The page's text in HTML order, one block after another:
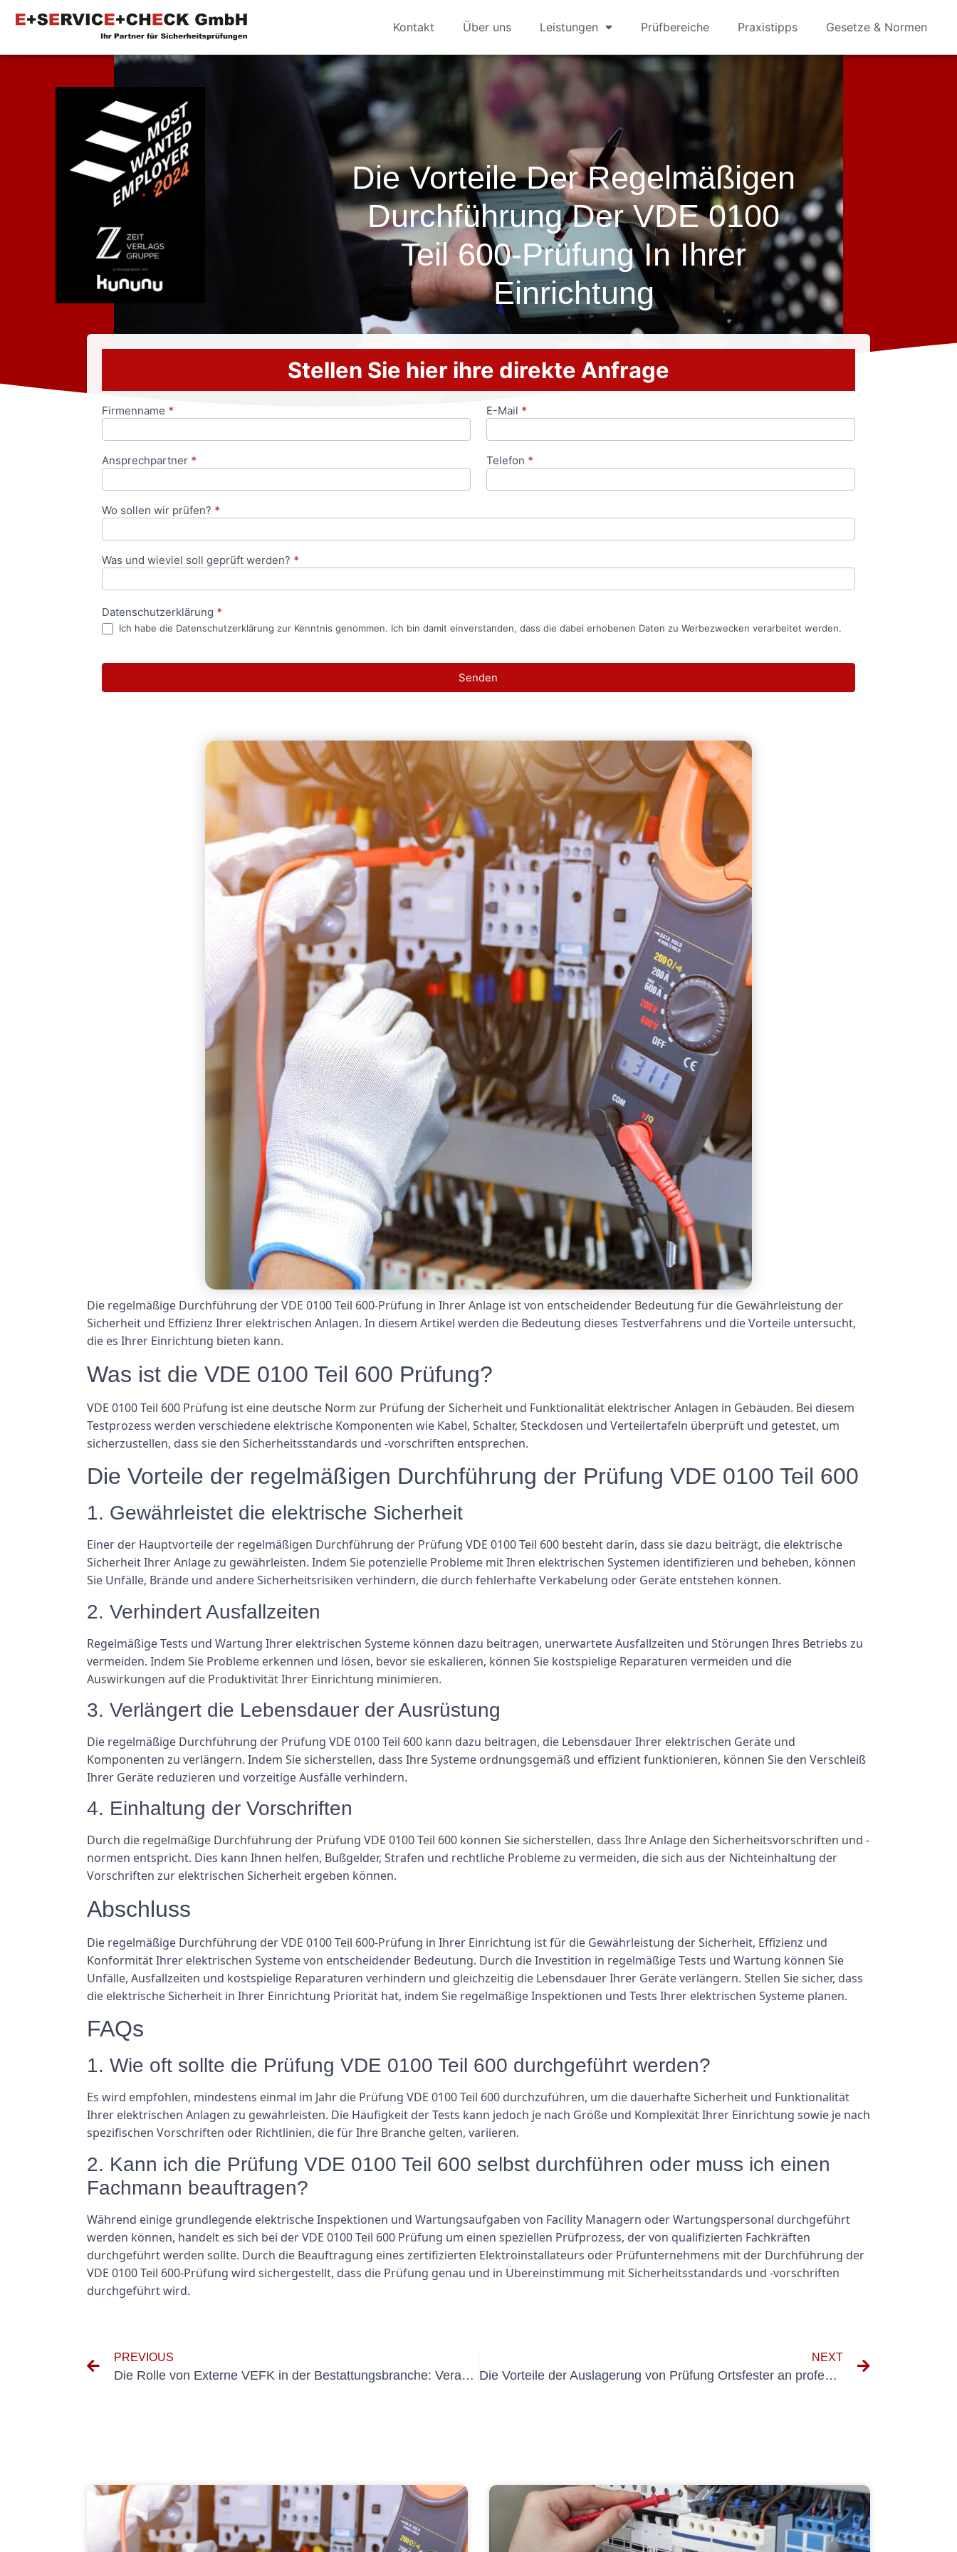
Kontakt Über uns Leistungen Prüfbereiche Praxistipps Gesetze & Normen
Die Vorteile Der Regelmäßigen
Durchführung Der VDE 0100
Teil 600-Prüfung In Ihrer
Einrichtung
Stellen Sie hier ihre direkte Anfrage
Anfrageformular
Firmenname * E-Mail *
Ansprechpartner * Telefon *
Wo sollen wir prüfen? *
Was und wieviel soll geprüft werden? *
Datenschutzerklärung *
Ich habe die Datenschutzerklärung zur Kenntnis genommen. Ich bin damit einverstanden, dass die dabei erhobenen Daten zu Werbezwecken verarbeitet werden.
Senden
Die regelmäßige Durchführung der VDE 0100 Teil 600-Prüfung in Ihrer Anlage ist von entscheidender Bedeutung für die Gewährleistung der
Sicherheit und Effizienz Ihrer elektrischen Anlagen. In diesem Artikel werden die Bedeutung dieses Testverfahrens und die Vorteile untersucht,
die es Ihrer Einrichtung bieten kann.
Was ist die VDE 0100 Teil 600 Prüfung?
VDE 0100 Teil 600 Prüfung ist eine deutsche Norm zur Prüfung der Sicherheit und Funktionalität elektrischer Anlagen in Gebäuden. Bei diesem
Testprozess werden verschiedene elektrische Komponenten wie Kabel, Schalter, Steckdosen und Verteilertafeln überprüft und getestet, um
sicherzustellen, dass sie den Sicherheitsstandards und -vorschriften entsprechen.
Die Vorteile der regelmäßigen Durchführung der Prüfung VDE 0100 Teil 600
1. Gewährleistet die elektrische Sicherheit
Einer der Hauptvorteile der regelmäßigen Durchführung der Prüfung VDE 0100 Teil 600 besteht darin, dass sie dazu beiträgt, die elektrische
Sicherheit Ihrer Anlage zu gewährleisten. Indem Sie potenzielle Probleme mit Ihren elektrischen Systemen identifizieren und beheben, können
Sie Unfälle, Brände und andere Sicherheitsrisiken verhindern, die durch fehlerhafte Verkabelung oder Geräte entstehen können.
2. Verhindert Ausfallzeiten
Regelmäßige Tests und Wartung Ihrer elektrischen Systeme können dazu beitragen, unerwartete Ausfallzeiten und Störungen Ihres Betriebs zu
vermeiden. Indem Sie Probleme erkennen und lösen, bevor sie eskalieren, können Sie kostspielige Reparaturen vermeiden und die
Auswirkungen auf die Produktivität Ihrer Einrichtung minimieren.
3. Verlängert die Lebensdauer der Ausrüstung
Die regelmäßige Durchführung der Prüfung VDE 0100 Teil 600 kann dazu beitragen, die Lebensdauer Ihrer elektrischen Geräte und
Komponenten zu verlängern. Indem Sie sicherstellen, dass Ihre Systeme ordnungsgemäß und effizient funktionieren, können Sie den Verschleiß
Ihrer Geräte reduzieren und vorzeitige Ausfälle verhindern.
4. Einhaltung der Vorschriften
Durch die regelmäßige Durchführung der Prüfung VDE 0100 Teil 600 können Sie sicherstellen, dass Ihre Anlage den Sicherheitsvorschriften und -
normen entspricht. Dies kann Ihnen helfen, Bußgelder, Strafen und rechtliche Probleme zu vermeiden, die sich aus der Nichteinhaltung der
Vorschriften zur elektrischen Sicherheit ergeben können.
Abschluss
Die regelmäßige Durchführung der VDE 0100 Teil 600-Prüfung in Ihrer Einrichtung ist für die Gewährleistung der Sicherheit, Effizienz und
Konformität Ihrer elektrischen Systeme von entscheidender Bedeutung. Durch die Investition in regelmäßige Tests und Wartung können Sie
Unfälle, Ausfallzeiten und kostspielige Reparaturen verhindern und gleichzeitig die Lebensdauer Ihrer Geräte verlängern. Stellen Sie sicher, dass
die elektrische Sicherheit in Ihrer Einrichtung Priorität hat, indem Sie regelmäßige Inspektionen und Tests Ihrer elektrischen Systeme planen.
FAQs
1. Wie oft sollte die Prüfung VDE 0100 Teil 600 durchgeführt werden?
Es wird empfohlen, mindestens einmal im Jahr die Prüfung VDE 0100 Teil 600 durchzuführen, um die dauerhafte Sicherheit und Funktionalität
Ihrer elektrischen Anlagen zu gewährleisten. Die Häufigkeit der Tests kann jedoch je nach Größe und Komplexität Ihrer Einrichtung sowie je nach
spezifischen Vorschriften oder Richtlinien, die für Ihre Branche gelten, variieren.
2. Kann ich die Prüfung VDE 0100 Teil 600 selbst durchführen oder muss ich einen
Fachmann beauftragen?
Während einige grundlegende elektrische Inspektionen und Wartungsaufgaben von Facility Managern oder Wartungspersonal durchgeführt
werden können, handelt es sich bei der VDE 0100 Teil 600 Prüfung um einen speziellen Prüfprozess, der von qualifizierten Fachkräften
durchgeführt werden sollte. Durch die Beauftragung eines zertifizierten Elektroinstallateurs oder Prüfunternehmens mit der Durchführung der
VDE 0100 Teil 600-Prüfung wird sichergestellt, dass die Prüfung genau und in Übereinstimmung mit Sicherheitsstandards und -vorschriften
durchgeführt wird.
PREVIOUS
Die Rolle von Externe VEFK in der Bestattungsbranche: Verantwortlichkeiten und Vorschriften
NEXT
Die Vorteile der Auslagerung von Prüfung Ortsfester an professionelle Inspektionsdienste